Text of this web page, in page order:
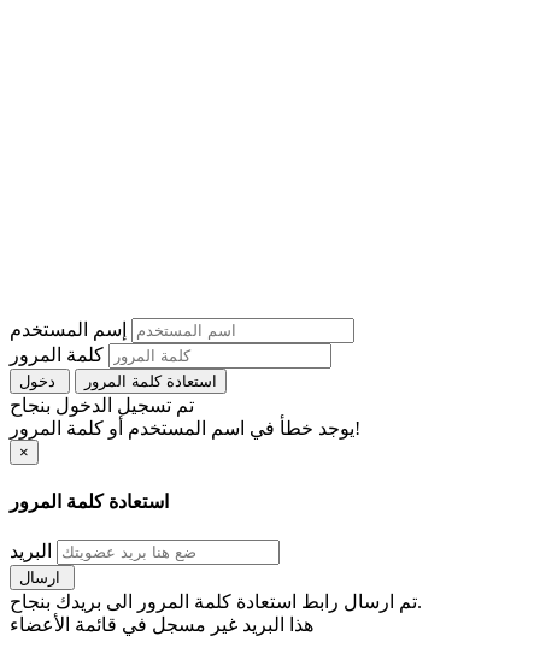
إسم المستخدم
كلمة المرور
استعادة كلمة المرور
تم تسجيل الدخول بنجاح
يوجد خطأ في اسم المستخدم أو كلمة المرور!
×
استعادة كلمة المرور
البريد
تم ارسال رابط استعادة كلمة المرور الى بريدك بنجاح.
هذا البريد غير مسجل في قائمة الأعضاء